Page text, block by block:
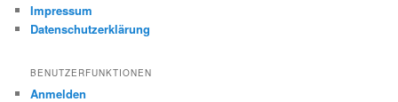
n
Impressum
Datenschutzerklärung
BENUTZERFUNKTIONEN
Anmelden